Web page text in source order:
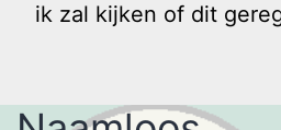
ik zal kijken of dit